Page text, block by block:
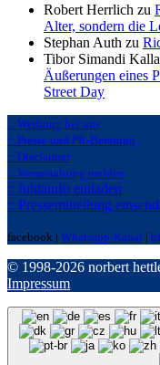
Robert Herrlich zu
Alter, sondern die
Stephan Auth zu
Tibor Simandi
Äußerungen eines
Street Day
:: Werbung bei uns
:: Presse und PR-Beratung
:: Disclaimer
:: Veranstaltung melden
:: fuldainfo einladen
:: Pressemitteilung
facebook | Whatsapp-Kanal |
© 1998-2026 norbert
Impressum